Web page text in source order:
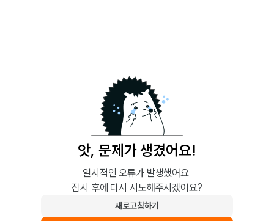
앗, 문제가 생겼어요!
일시적인 오류가 발생했어요.
잠시 후에 다시 시도해주시겠어요?
새로고침하기